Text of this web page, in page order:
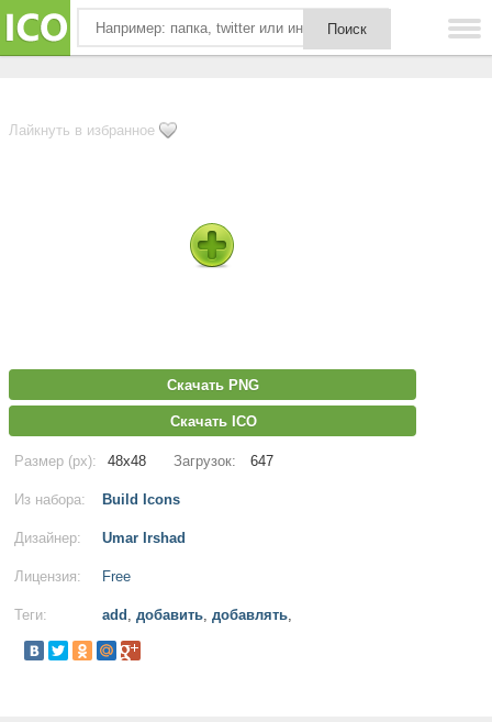
Лайкнуть в избранное
Скачать PNG
Скачать ICO
Размер (px): 48x48 Загрузок: 647
Из набора: Build Icons
Дизайнер: Umar Irshad
Лицензия: Free
Теги: add , добавить, добавлять,